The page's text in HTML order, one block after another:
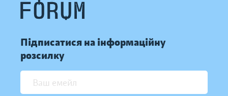
Підписатися на інформаційну
розсилку